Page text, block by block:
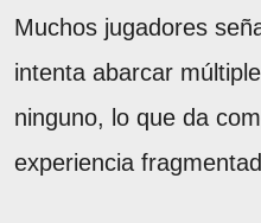
Muchos jugadores
intenta abarcar
ninguno, lo que da
experiencia